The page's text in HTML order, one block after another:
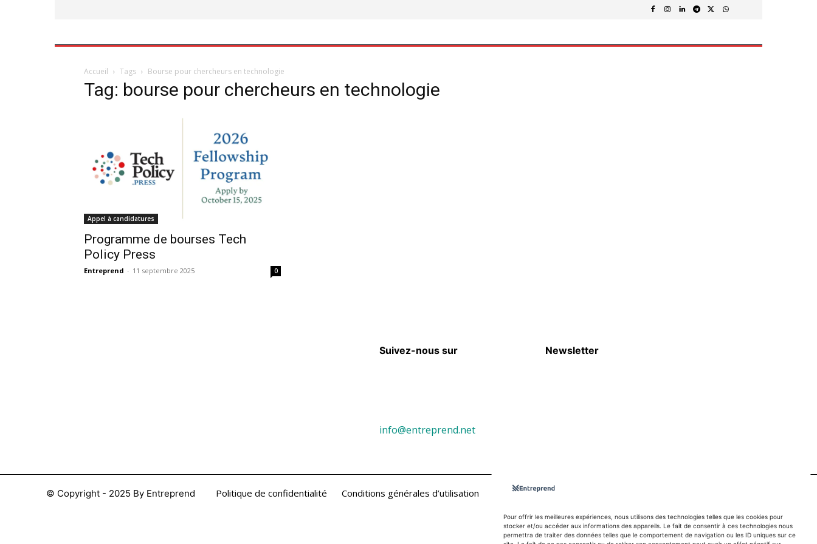
Pour offrir les meilleures expériences, nous utilisons des technologies telles que les cookies pour
stocker et/ou accéder aux informations des appareils. Le fait de consentir à ces technologies nous
permettra de traiter des données telles que le comportement de navigation ou les ID uniques sur ce
Accueil Tags Bourse pour chercheurs en technologie
Tag: bourse pour chercheurs en technologie
Appel à candidatures
Programme de bourses Tech
Policy Press
Entreprend - 11 septembre 2025 0
Suivez-nous sur
info@entreprend.net
Newsletter
© Copyright - 2025 By Entreprend Politique de confidentialité Conditions générales d’utilisation Contact